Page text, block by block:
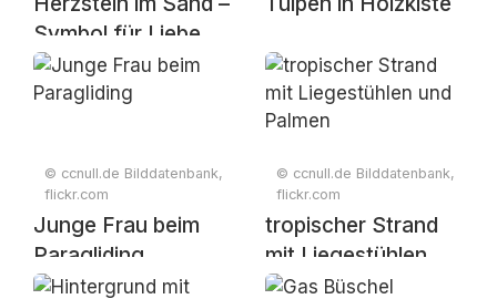
Symbol für Liebe
und Natur
© ccnull.de Bilddatenbank,
flickr.com
Junge Frau beim
Paragliding
© ccnull.de Bilddatenbank,
flickr.com
tropischer Strand
mit Liegestühlen
und Palmen